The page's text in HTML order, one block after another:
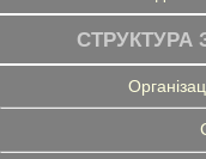
СТРУКТУРА